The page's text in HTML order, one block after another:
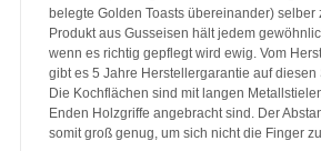
belegte Golden Toasts übereinander) selber
Produkt aus Gusseisen hält jedem
wenn es richtig gepflegt wird ewig. Vom
gibt es 5 Jahre Herstellergarantie auf diesen
Die Kochflächen sind mit langen
Enden Holzgriffe angebracht sind. Der
somit groß genug, um sich nicht die Finger